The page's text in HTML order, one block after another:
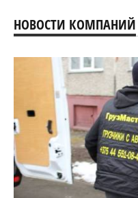
НОВОСТИ КОМПАНИЙ